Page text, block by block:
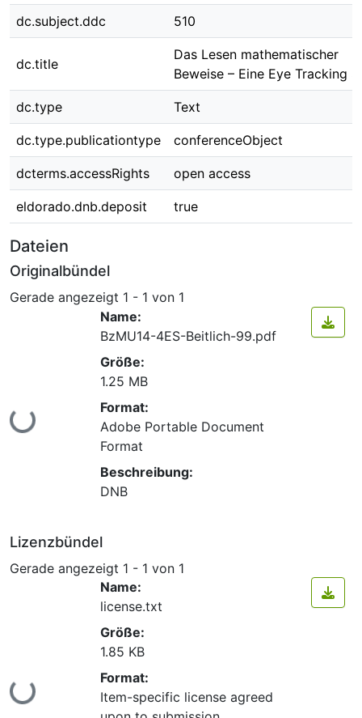
dc.subject.ddc 510
dc.title
Das Lesen mathematischer
Beweise – Eine Eye Tracking
dc.type Text
dc.type.publicationtype conferenceObject
dcterms.accessRights open access
eldorado.dnb.deposit true
Dateien
Originalbündel
Gerade angezeigt 1 - 1 von 1
Lade...
Name:
BzMU14-4ES-Beitlich-99.pdf
Größe:
1.25 MB
Format:
Adobe Portable Document
Format
Beschreibung:
DNB
Lizenzbündel
Gerade angezeigt 1 - 1 von 1
Lade...
Name:
license.txt
Größe:
1.85 KB
Format:
Item-specific license agreed